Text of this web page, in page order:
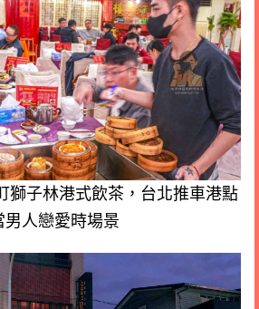
獅子林港式飲茶，台北推車港點
人戀愛時場景